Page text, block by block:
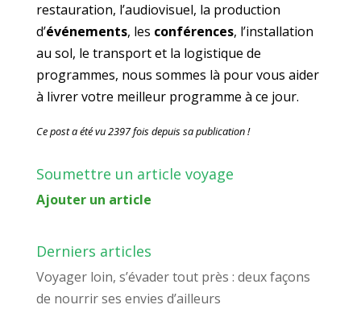
restauration, l’audiovisuel, la production
d’événements, les conférences, l’installation
au sol, le transport et la logistique de
programmes, nous sommes là pour vous aider
à livrer votre meilleur programme à ce jour.
Ce post a été vu 2397 fois depuis sa publication !
Soumettre un article voyage
Ajouter un article
Derniers articles
Voyager loin, s’évader tout près : deux façons
de nourrir ses envies d’ailleurs